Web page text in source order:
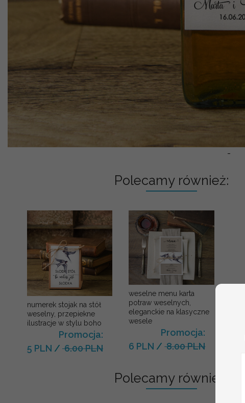
-
Polecamy również:
numerek stojak na stół
weselny, przepiekne
ilustracje w stylu boho
Promocja:
5 PLN / 6.00 PLN
weselne menu karta
potraw weselnych,
eleganckie na klasyczne
wesele
Promocja:
6 PLN /8.00 PLN
Polecamy również: